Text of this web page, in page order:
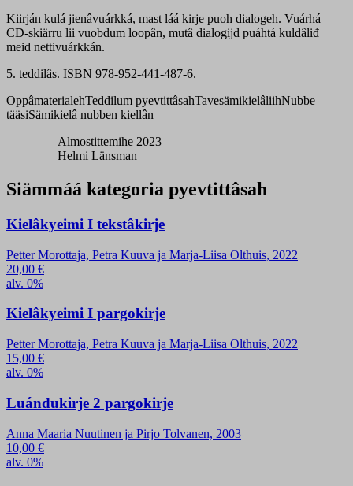
Kiirján kulá jienâvuárkká, mast láá kirje puoh dialogeh. Vuárhá
CD-skiärru lii vuobdum loopân, mutâ dialogijd puáhtá kuldâliđ
meid nettivuárkkán.
5. teddilâs. ISBN 978-952-441-487-6.
OppâmaterialehTeddilum pyevtittâsahTavesämikielâliihNubbe
tääsiSämikielâ nubben kiellân
Almostittemihe 2023
Helmi Länsman
Siämmáá kategoria pyevtittâsah
Kielâkyeimi I tekstâkirje
Petter Morottaja, Petra Kuuva ja Marja-Liisa Olthuis, 2022
20,00 €
alv. 0%
Kielâkyeimi I pargokirje
Petter Morottaja, Petra Kuuva ja Marja-Liisa Olthuis, 2022
15,00 €
alv. 0%
Luándukirje 2 pargokirje
Anna Maaria Nuutinen ja Pirjo Tolvanen, 2003
10,00 €
alv. 0%